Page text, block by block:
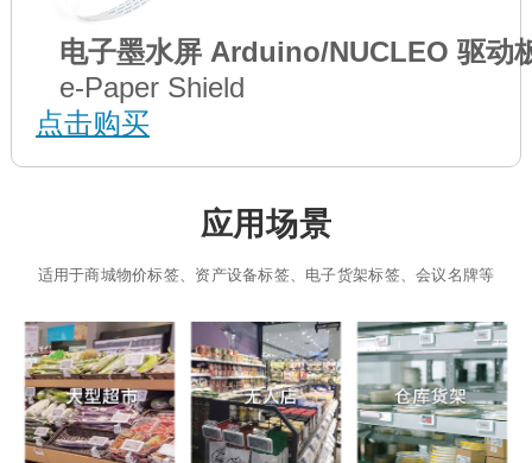
电子墨水屏 Arduino/NUCLEO 驱动
e-Paper Shield
点击购买
应用场景
适用于商城物价标签、资产设备标签、电子货架标签、会议名牌等